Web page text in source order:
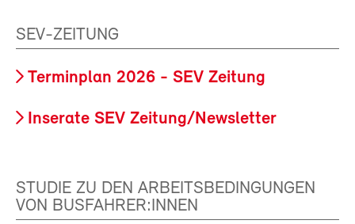
SEV-ZEITUNG
Terminplan 2026 - SEV Zeitung
Inserate SEV Zeitung/Newsletter
STUDIE ZU DEN ARBEITSBEDINGUNGEN
VON BUSFAHRER:INNEN